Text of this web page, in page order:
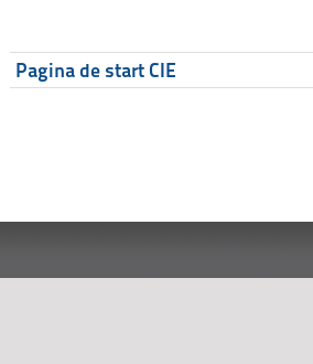
Pagina de start CIE